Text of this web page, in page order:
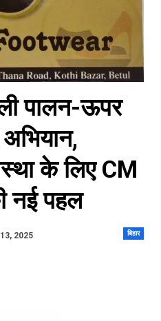
पालन-ऊपर
के लिए CM
नई पहल
बिहार
2025